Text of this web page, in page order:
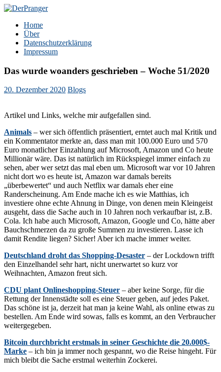
Zum
springen
DerPranger
Finanzen, Freiheit, Prangerei
Home
Über
Datenschutzerklärung
Impressum
Das wurde woanders geschrieben – Woche 51/2020
20. Dezember 2020 Blogs
Artikel und Links, welche mir aufgefallen sind.
Animals – wer sich öffentlich präsentiert, erntet auch mal Kritik und
ein Kommentator merkte an, dass man mit 100.000 Euro und 570
Euro monatlicher Einzahlung auf Microsoft, Amazon und Co heute
Millionär wäre. Das ist natürlich im Rückspiegel immer einfach zu
sehen, aber wer setzt das mal eben um. Microsoft war vor 10 Jahren
nicht dort wo es heute ist, Amazon war damals bereits
„überbewertet“ und auch Netflix war damals eher eine
Randerscheinung. Am Ende mache ich es wie Matthias, ich
investiere ohne echte Ahnung in Dinge, von denen mein Kleingeist
ausgeht, dass die Sache auch in 10 Jahren noch verkaufbar ist, z.B.
Cola. Ich habe auch Microsoft, Amazon, Google und Co, hätte aber
Bauchschmerzen da zu große Summen zu investieren. Lasse ich
damit Rendite liegen? Sicher! Aber ich mache immer weiter.
Deutschland droht das Shopping-Desaster – der Lockdown trifft
den Einzelhandel sehr hart, nicht unerwartet so kurz vor
Weihnachten, Amazon freut sich.
CDU plant Onlineshopping-Steuer – aber keine Sorge, für die
Rettung der Innenstädte soll es eine Steuer geben, auf jedes Paket.
Das schöne ist ja, derzeit hat man ja keine Wahl, als online etwas zu
bestellen. Am Ende wird sowas, falls es kommt, an den Verbraucher
weitergegeben.
Bitcoin durchbricht erstmals in seiner Geschichte die 20.000$-
Marke – ich bin ja immer noch gespannt, wo die Reise hingeht. Für
mich bleibt die Sache erstmal weiterhin Zockerei.